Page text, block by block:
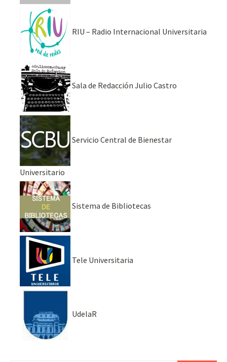
RIU – Radio Internacional Universitaria
Sala de Redacción Julio Castro
Servicio Central de Bienestar
Universitario
Sistema de Bibliotecas
Tele Universitaria
UdelaR